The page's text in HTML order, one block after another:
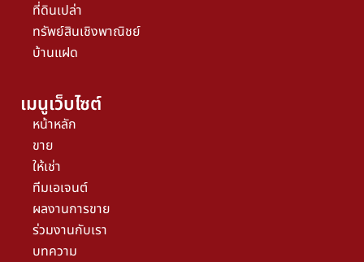
ที่ดินเปล่า
ทรัพย์สินเชิงพาณิชย์
บ้านแฝด
เมนูเว็บไซต์
หน้าหลัก
ขาย
ให้เช่า
ทีมเอเจนต์
ผลงานการขาย
ร่วมงานกับเรา
บทความ